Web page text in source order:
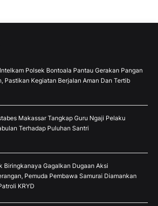
Polsek Bontoala Pantau Gerakan Pangan
Pastikan Kegiatan Berjalan Aman Dan Tertib
Makassar Tangkap Guru Ngaji Pelaku
Terhadap Puluhan Santri
Biringkanaya Gagalkan Dugaan Aksi
Pemuda Pembawa Samurai Diamankan
KRYD